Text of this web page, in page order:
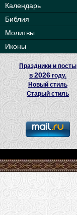
Календарь
Библия
Молитвы
Иконы
Праздники и посты
в2026 году.
Новый стиль
Старый стиль